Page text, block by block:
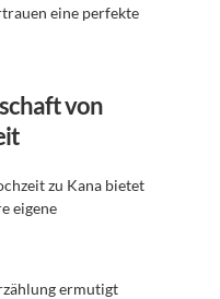
eine perfekte
von
zu Kana bietet
eigene
ermutigt